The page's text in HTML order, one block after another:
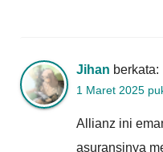
Jihan berkata:
1 Maret 2025
Allianz ini
asuransinya